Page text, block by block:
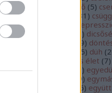
cselekvés cselekvő (5)
31 )
) Dániel
(10 )
29)
5) düh (
egészséges élet (7)
(14 )
19)
6) együtt